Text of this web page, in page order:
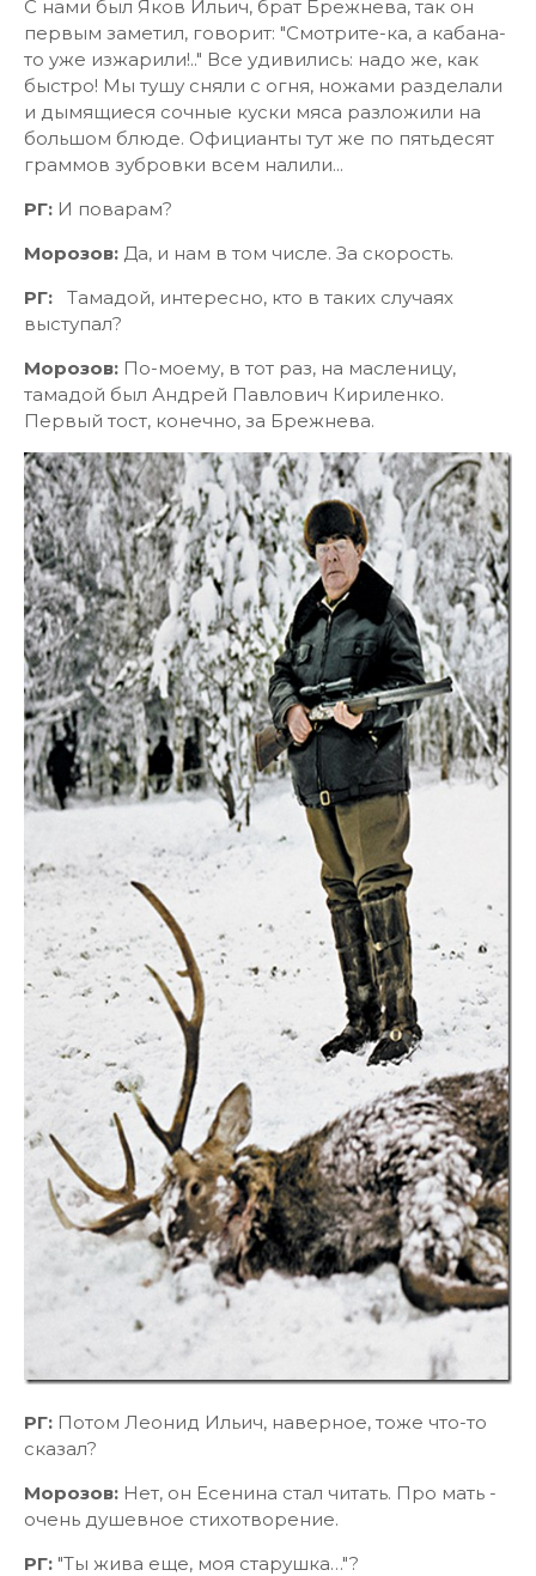
С нами был Яков Ильич, брат Брежнева, так он
первым заметил, говорит: "Смотрите-ка, а кабана-
то уже изжарили!.." Все удивились: надо же, как
быстро! Мы тушу сняли с огня, ножами разделали
и дымящиеся сочные куски мяса разложили на
большом блюде. Официанты тут же по пятьдесят
граммов зубровки всем налили...
РГ: И поварам?
Морозов: Да, и нам в том числе. За скорость.
РГ:
Тамадой, интересно, кто в таких случаях
выступал?
Морозов: По-моему, в тот раз, на масленицу,
тамадой был Андрей Павлович Кириленко.
Первый тост, конечно, за Брежнева.
РГ: Потом Леонид Ильич, наверное, тоже что-то
сказал?
Морозов: Нет, он Есенина стал читать. Про мать -
очень душевное стихотворение.
РГ: "Ты жива еще, моя старушка…"?